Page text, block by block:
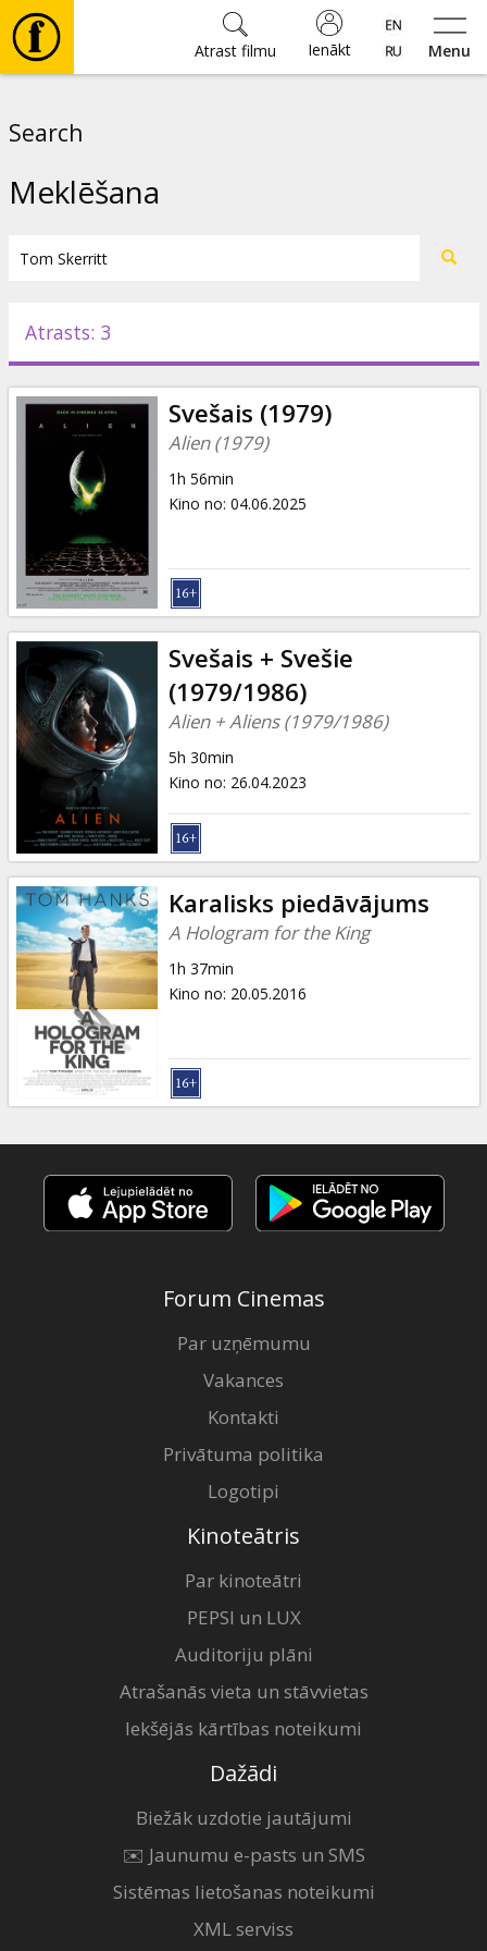
Menu
Ienākt
Atrast filmu
Pasākumi
Ziņas
Dāvanu
kartes
Uzkodas
B2B
Kino
Klubs
Search
Meklēšana
Atrasts: 3
Svešais (1979)
Alien (1979)
1h 56min
Kino no: 04.06.2025
Svešais + Svešie
(1979/1986)
Alien + Aliens (1979/1986)
5h 30min
Kino no: 26.04.2023
Karalisks piedāvājums
A Hologram for the King
1h 37min
Kino no: 20.05.2016
Forum Cinemas
Par uzņēmumu
Vakances
Kontakti
Privātuma politika
Logotipi
Kinoteātris
Par kinoteātri
PEPSI un LUX
Auditoriju plāni
Atrašanās vieta un stāvvietas
Iekšējās kārtības noteikumi
Dažādi
Biežāk uzdotie jautājumi
✉️ Jaunumu e-pasts un SMS
Sistēmas lietošanas noteikumi
XML serviss